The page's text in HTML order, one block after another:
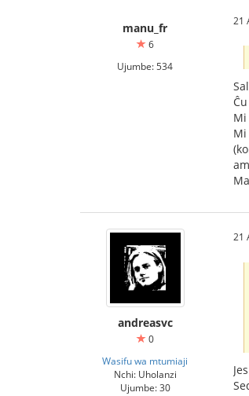
manu_fr
6
Ujumbe: 534
21
andreasvc
0
Wasifu wa mtumiaji
Nchi: Uholanzi
Ujumbe: 30
21